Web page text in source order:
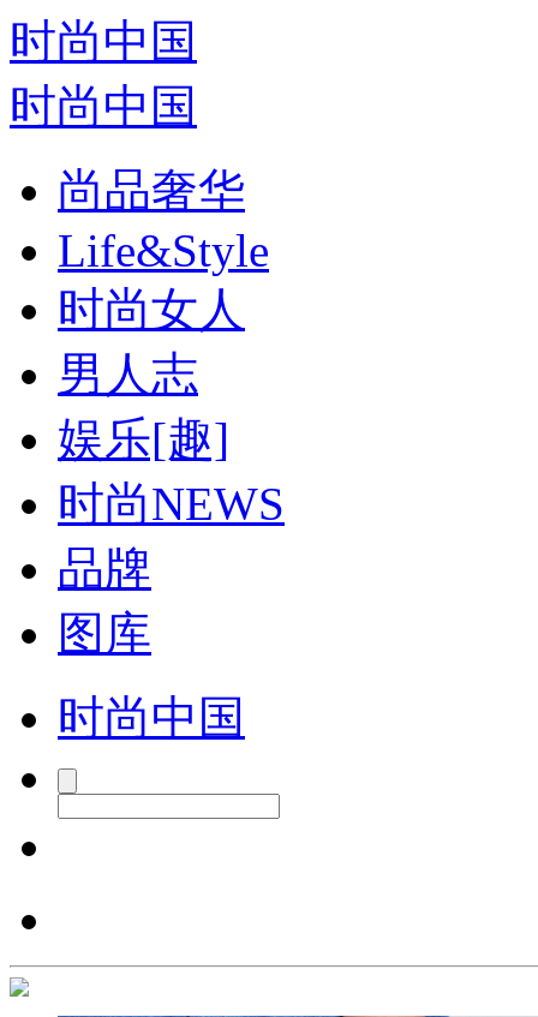
时尚中国
时尚中国
尚品奢华
Life&Style
时尚女人
男人志
娱乐[趣]
时尚NEWS
品牌
图库
时尚中国